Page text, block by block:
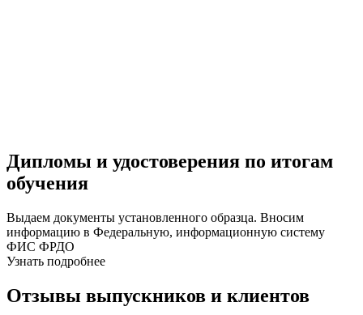
Дипломы и удостоверения по итогам
обучения
Выдаем документы установленного образца. Вносим
информацию в Федеральную, информационную систему
ФИС ФРДО
Узнать подробнее
Отзывы выпускников и клиентов